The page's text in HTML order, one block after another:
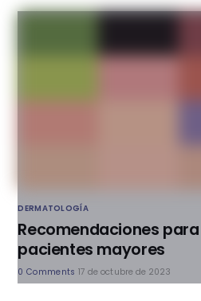
DERMATOLOGÍA
Recomendaciones
pacientes mayores
0 Comments 17 de octubre de 2023